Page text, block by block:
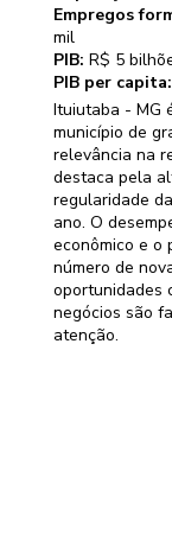
Ituiutaba - MG
município de
relevância na
destaca pela
regularidade
ano. O
econômico e o
número de
oportunidades
negócios são
atenção.
Empregos
mil
PIB: R$ 5
PIB per capita: